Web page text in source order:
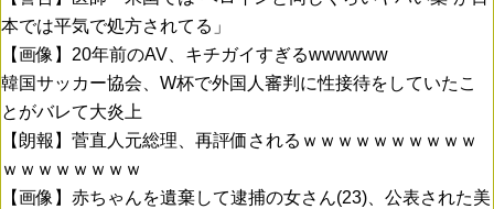
本では平気で処方されてる」
【画像】20年前のAV、キチガイすぎるwwwwww
韓国サッカー協会、W杯で外国人審判に性接待をしていたこ
とがバレて大炎上
【朗報】菅直人元総理、再評価されるｗｗｗｗｗｗｗｗｗｗ
ｗｗｗｗｗｗｗｗ
【画像】赤ちゃんを遺棄して逮捕の女さん(23)、公表された美